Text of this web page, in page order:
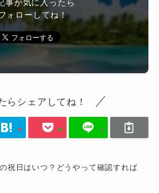
事が気に入ったら
ォローしてね！
らシェアしてね！
祝日はいつ？どうやって確認すれば